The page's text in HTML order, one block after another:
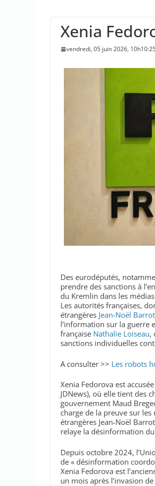
Xenia
vendredi, 05 juin 2026,
Des eurodéputés,
prendre des sanctions à
du Kremlin dans les
Les autorités françaises,
étrangères Jean-Noël Barrot
l’information sur la guerre
française Nathalie Loiseau,
sanctions individuelles
A consulter >> Les robots
Xenia Fedorova est
JDNews), où elle tient des
gouvernement Maud
charge de la preuve sur les
étrangères Jean-Noël
relaye la désinformation
Depuis octobre 2024,
de « désinformation
Xenia Fedorova est
un mois après l’invasion de